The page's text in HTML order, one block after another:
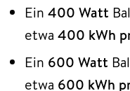
Ein 400 Watt
etwa 400 kWh
Ein 600 Watt
etwa 600 kWh